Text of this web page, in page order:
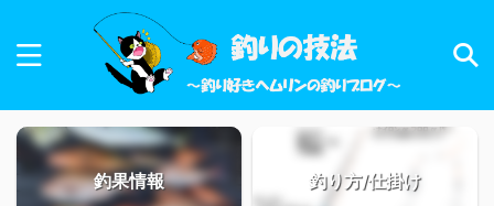
釣果情報 釣り方/仕掛け